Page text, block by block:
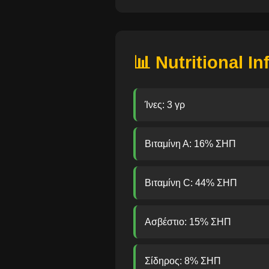
📊 Nutritional
Ίνες: 3 γρ
Βιταμίνη Α: 16% ΣΗΠ
Βιταμίνη C: 44% ΣΗΠ
Ασβέστιο: 15% ΣΗΠ
Σίδηρος: 8% ΣΗΠ